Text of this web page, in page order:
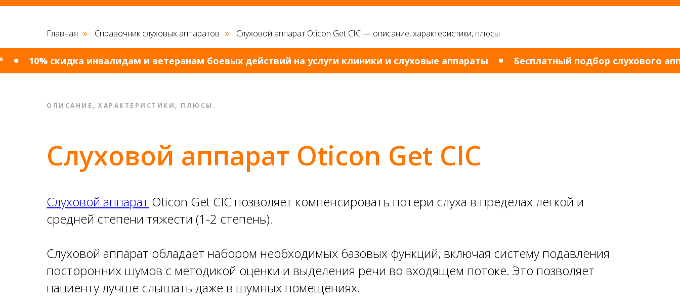
Главная » Справочник слуховых аппаратов » Слуховой аппарат Oticon Get CIC — описание, характеристики, плюсы
10% cкидка инвалидам и ветеранам боевых действий на услуги клиники и слуховые аппараты Бесплатный подбор слухового
ОПИСАНИЕ, ХАРАКТЕРИСТИКИ, ПЛЮСЫ.
Слуховой аппарат Oticon Get CIC
Слуховой аппарат Oticon Get CIC позволяет компенсировать потери слуха в пределах легкой и
средней степени тяжести (1-2 степень).
Слуховой аппарат обладает набором необходимых базовых функций, включая систему подавления
посторонних шумов с методикой оценки и выделения речи во входящем потоке. Это позволяет
пациенту лучше слышать даже в шумных помещениях.